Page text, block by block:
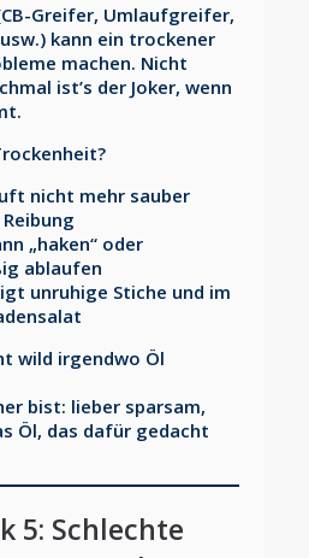
Greifer, Umlaufgreifer,
kann ein trockener
machen. Nicht
ist’s der Joker, wenn
nicht mehr sauber
„haken“ oder
ablaufen
unruhige Stiche und im
wild irgendwo Öl
bist: lieber sparsam,
Öl, das dafür gedacht
5: Schlechte